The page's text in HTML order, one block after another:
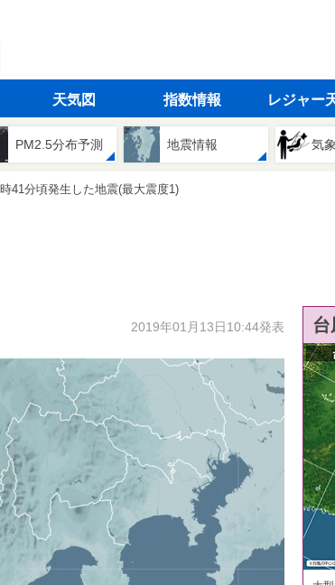
天気図 指数情報 レジャー
PM2.5分布予測 地震情報 気
41分頃発生した地震(最大震度1)
2019年01月13日10:44発表